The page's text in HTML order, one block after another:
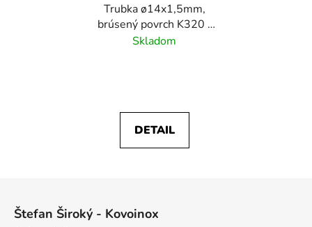
Trubka ø14x1,5mm,
brúsený povrch K320 /
nerez AISI304
Skladom
DETAIL
Štefan Široký - Kovoinox